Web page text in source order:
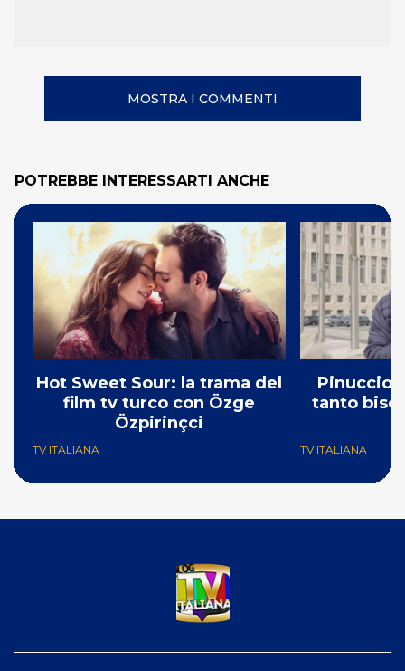
MOSTRA I COMMENTI
POTREBBE INTERESSARTI ANCHE
Hot Sweet Sour: la trama del
film tv turco con Özge
Özpirinçci
TV ITALIANA
Pinuccio:
tanto
TV ITALIANA